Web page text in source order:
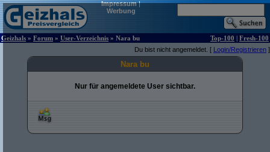
Impressum|
Werbung
Geizhals » Forum » User-Verzeichnis » Nara bu Top-100 | Fresh-100
Du bist nicht angemeldet. [ Login/Registrieren ]
Nara bu
Nur für angemeldete User sichtbar.